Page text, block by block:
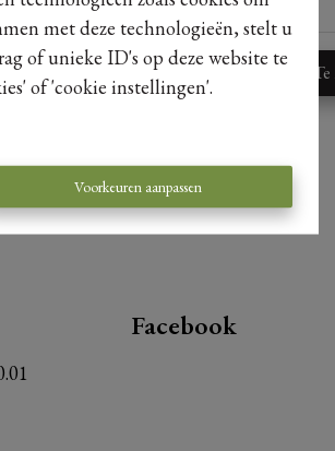
met deze technologieën, stelt u
of unieke ID's op deze website te
of 'cookie instellingen'.
Voorkeuren aanpassen
Te koop
Facebook